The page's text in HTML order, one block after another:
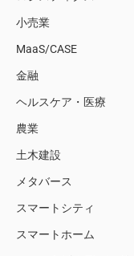
小売業
MaaS/CASE
金融
ヘルスケア・医療
農業
土木建設
メタバース
スマートシティ
スマートホーム